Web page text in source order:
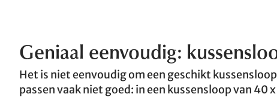
Geniaal eenvoudig:
Het is niet eenvoudig om een geschikt
passen vaak niet goed: in een kussensloop van